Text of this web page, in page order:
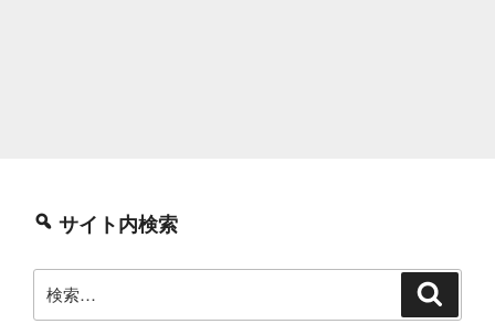
サイト内検索
索: